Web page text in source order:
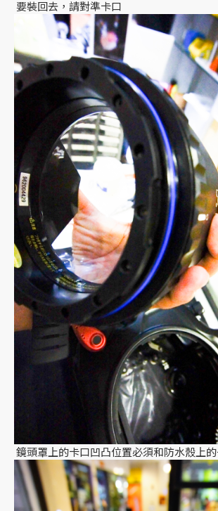
要裝回去，請對準卡口
鏡頭罩上的卡口凹凸位置必須和防水殼上